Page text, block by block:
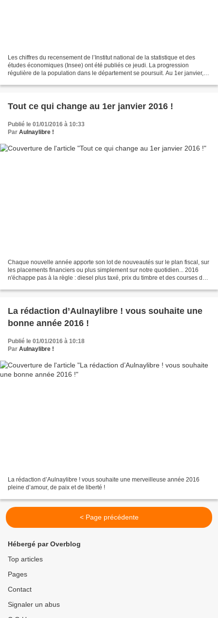
Les chiffres du recensement de l’Institut national de la statistique et des
études économiques (Insee) ont été publiés ce jeudi. La progression
régulière de la population dans le département se poursuit. Au 1er janvier, la
Tout ce qui change au 1er janvier 2016 !
Publié le 01/01/2016 à 10:33
Par Aulnaylibre !
Chaque nouvelle année apporte son lot de nouveautés sur le plan fiscal, sur
les placements financiers ou plus simplement sur notre quotidien... 2016
n'échappe pas à la règle : diesel plus taxé, prix du timbre et des courses de
La rédaction d’Aulnaylibre ! vous souhaite une
bonne année 2016 !
Publié le 01/01/2016 à 10:18
Par Aulnaylibre !
La rédaction d’Aulnaylibre ! vous souhaite une merveilleuse année 2016
pleine d’amour, de paix et de liberté !
< Page précédente
Hébergé par Overblog
Top articles
Pages
Contact
Signaler un abus